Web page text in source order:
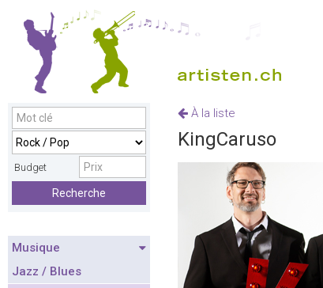
Budget
Recherche
Musique
Jazz / Blues
À la liste
KingCaruso